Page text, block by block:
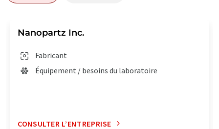
Nanopartz Inc.
Fabricant
Équipement / besoins du laboratoire
CONSULTER L’ENTREPRISE